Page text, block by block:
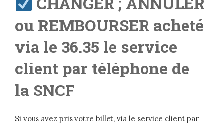
ou REMBOURSER acheté
via le 36.35 le service
client par téléphone de
la SNCF
Si vous avez pris votre billet, via le service client par